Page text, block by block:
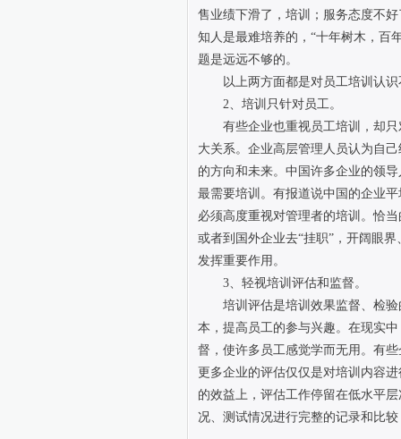
售业绩下滑了，培训；服务态度不
知人是最难培养的，“十年树木，百
题是远远不够的。
以上两方面都是对员工培训认识
2、培训只针对员工。
有些企业也重视员工培训，却只
大关系。企业高层管理人员认为自
的方向和未来。中国许多企业的领
最需要培训。有报道说中国的企业
必须高度重视对管理者的培训。恰
或者到国外企业去“挂职”，开阔眼
发挥重要作用。
3、轻视培训评估和监督。
培训评估是培训效果监督、检验
本，提高员工的参与兴趣。在现实
督，使许多员工感觉学而无用。有
更多企业的评估仅仅是对培训内容
的效益上，评估工作停留在低水平
况、测试情况进行完整的记录和比